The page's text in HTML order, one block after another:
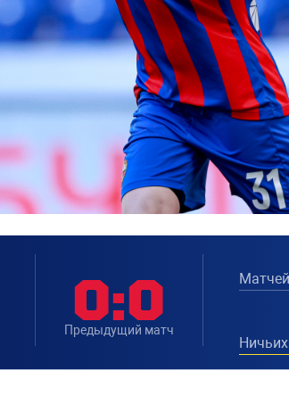
0:0
Предыдущий матч
Матчей
Ничьих